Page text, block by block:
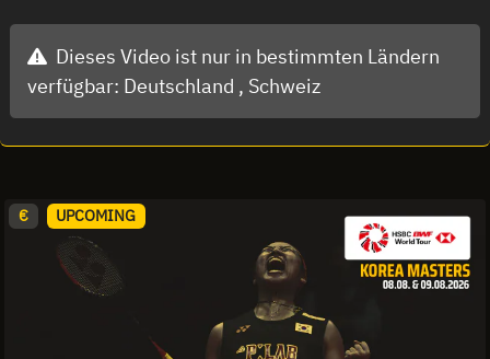
Dieses Video ist nur in bestimmten Ländern
verfügbar: Deutschland , Schweiz
€ UPCOMING